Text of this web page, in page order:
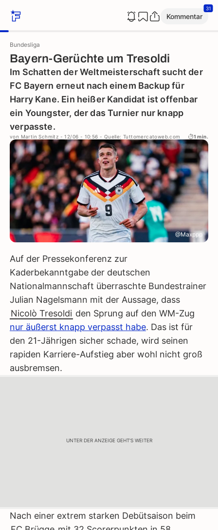
Kommentar
31
Bundesliga
Bayern-Gerüchte um Tresoldi
Im Schatten der Weltmeisterschaft sucht der
FC Bayern erneut nach einem Backup für
Harry Kane. Ein heißer Kandidat ist offenbar
ein Youngster, der das Turnier nur knapp
verpasste.
von Martin Schmitz - 12/06 - 10:56 - Quelle: Tuttomercatoweb.com 1 min.
@Maxppp
Auf der Pressekonferenz zur
Kaderbekanntgabe der deutschen
Nationalmannschaft überraschte Bundestrainer
Julian Nagelsmann mit der Aussage, dass
Nicolò Tresoldi den Sprung auf den WM-Zug
nur äußerst knapp verpasst habe. Das ist für
den 21-Jährigen sicher schade, wird seinen
rapiden Karriere-Aufstieg aber wohl nicht groß
ausbremsen.
UNTER DER ANZEIGE GEHT'S WEITER
Nach einer extrem starken Debütsaison beim